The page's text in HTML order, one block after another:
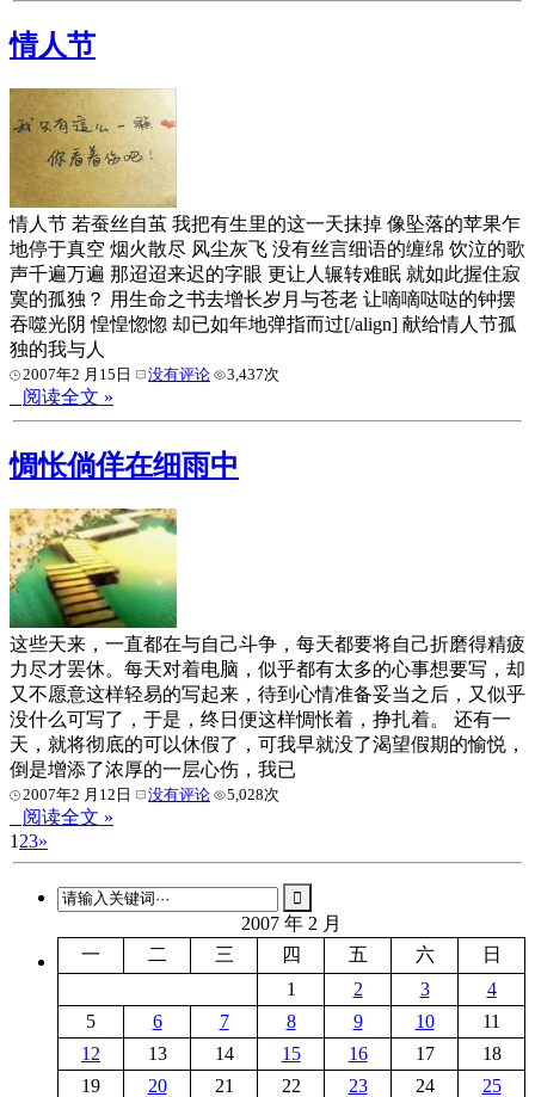
情人节
情人节 若蚕丝自茧 我把有生里的这一天抹掉 像坠落的苹果乍
地停于真空 烟火散尽 风尘灰飞 没有丝言细语的缠绵 饮泣的歌
声千遍万遍 那迢迢来迟的字眼 更让人辗转难眠 就如此握住寂
寞的孤独？ 用生命之书去增长岁月与苍老 让嘀嘀哒哒的钟摆
吞噬光阴 惶惶惚惚 却已如年地弹指而过[/align] 献给情人节孤
独的我与人
2007年2 月15日 没有评论 3,437次
阅读全文 »
惆怅倘佯在细雨中
这些天来，一直都在与自己斗争，每天都要将自己折磨得精疲
力尽才罢休。每天对着电脑，似乎都有太多的心事想要写，却
又不愿意这样轻易的写起来，待到心情准备妥当之后，又似乎
没什么可写了，于是，终日便这样惆怅着，挣扎着。 还有一
天，就将彻底的可以休假了，可我早就没了渴望假期的愉悦，
倒是增添了浓厚的一层心伤，我已
2007年2 月12日 没有评论 5,028次
阅读全文 »
1 23»
2007 年 2 月
一
二 三 四 五 六
日
1
2 3
4
5
6 7 8 9 10
11
12
13 14 15 16 17
18
19
20 21 22 23 24
25